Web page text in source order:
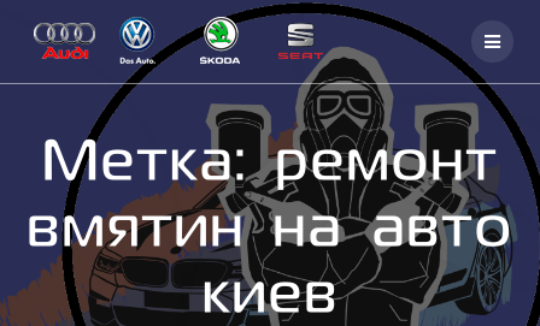
Skip
content
Метка:ремонт
вмятин на авто
киев